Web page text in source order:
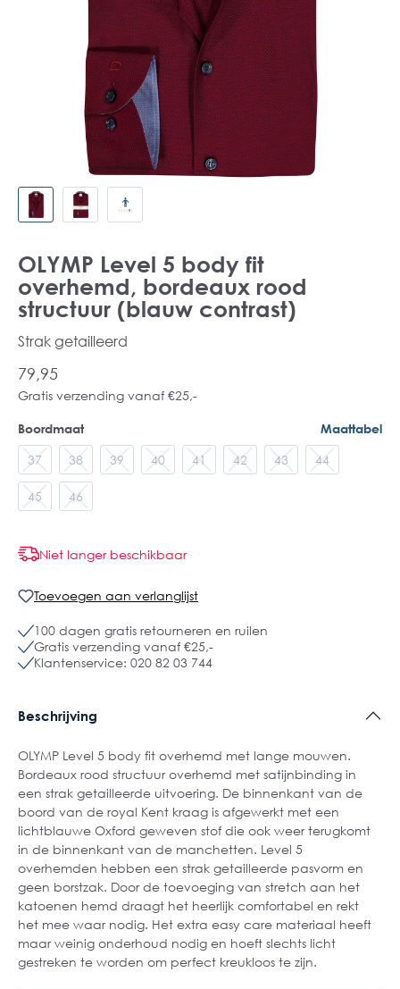
OLYMP Level 5 body fit
overhemd, bordeaux rood
structuur (blauw contrast)
Strak getailleerd
79,95
Gratis verzending vanaf €25,-
Boordmaat Maattabel
37 38 39 40 41 42 43 44
45 46
Niet langer beschikbaar
Toevoegen aan verlanglijst
100 dagen gratis retourneren en ruilen
Gratis verzending vanaf €25,-
Klantenservice: 020 82 03 744
Beschrijving
OLYMP Level 5 body fit overhemd met lange mouwen.
Bordeaux rood structuur overhemd met satijnbinding in
een strak getailleerde uitvoering. De binnenkant van de
boord van de royal Kent kraag is afgewerkt met een
lichtblauwe Oxford geweven stof die ook weer terugkomt
in de binnenkant van de manchetten. Level 5
overhemden hebben een strak getailleerde pasvorm en
geen borstzak. Door de toevoeging van stretch aan het
katoenen hemd draagt het heerlijk comfortabel en rekt
het mee waar nodig. Het extra easy care materiaal heeft
maar weinig onderhoud nodig en hoeft slechts licht
gestreken te worden om perfect kreukloos te zijn.